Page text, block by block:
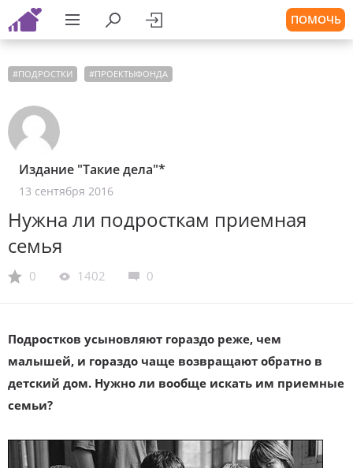
ПОМОЧЬ
#ПОДРОСТКИ #ПРОЕКТЫФОНДА
Издание "Такие дела"*
13 сентября 2016
Нужна ли подросткам приемная
семья
0 1402 0
Подростков усыновляют гораздо реже, чем
малышей, и гораздо чаще возвращают обратно в
детский дом. Нужно ли вообще искать им приемные
семьи?